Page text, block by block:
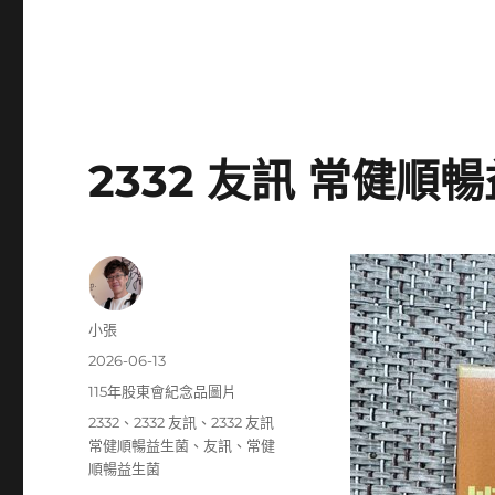
2332 友訊 常健順
作
小張
發
期:
2026-06-13
分
115年股東會紀念品圖片
標
籤
2332 、2332 友訊 、2332 友訊
常健順暢益生菌 、 友訊 、 常健
順暢益生菌